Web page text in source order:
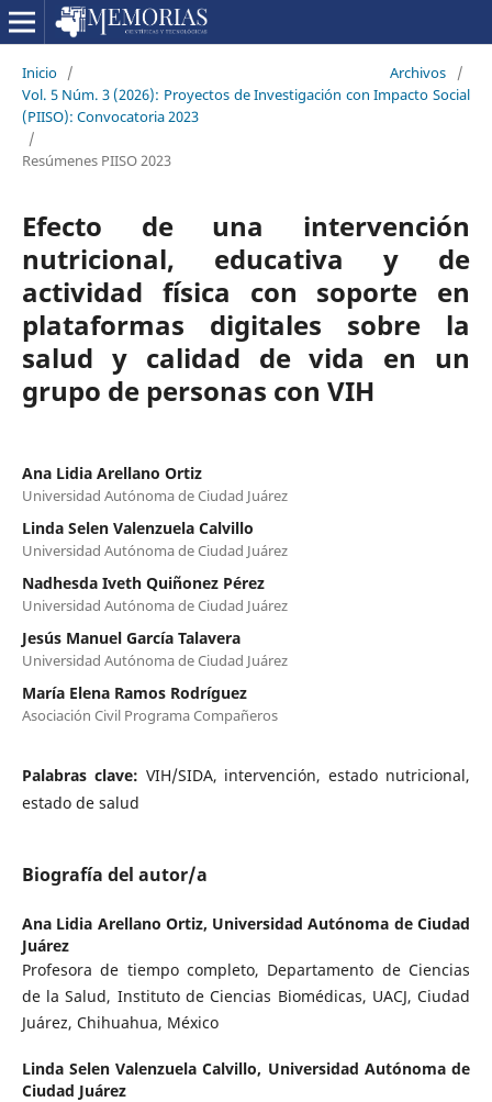
Inicio / Archivos
/
Vol. 5 Núm. 3 (2026): Proyectos de Investigación con Impacto Social
(PIISO): Convocatoria 2023
/
Resúmenes PIISO 2023
Efecto de una intervención
nutricional, educativa y de
actividad física con soporte en
plataformas digitales sobre la
salud y calidad de vida en un
grupo de personas con VIH
Ana Lidia Arellano Ortiz
Universidad Autónoma de Ciudad Juárez
Linda Selen Valenzuela Calvillo
Universidad Autónoma de Ciudad Juárez
Nadhesda Iveth Quiñonez Pérez
Universidad Autónoma de Ciudad Juárez
Jesús Manuel García Talavera
Universidad Autónoma de Ciudad Juárez
María Elena Ramos Rodríguez
Asociación Civil Programa Compañeros
Palabras clave: VIH/SIDA, intervención, estado nutricional,
estado de salud
Biografía del autor/a
Ana Lidia Arellano Ortiz, Universidad Autónoma de Ciudad
Juárez
Profesora de tiempo completo, Departamento de Ciencias
de la Salud, Instituto de Ciencias Biomédicas, UACJ, Ciudad
Juárez, Chihuahua, México
Linda Selen Valenzuela Calvillo, Universidad Autónoma de
Ciudad Juárez